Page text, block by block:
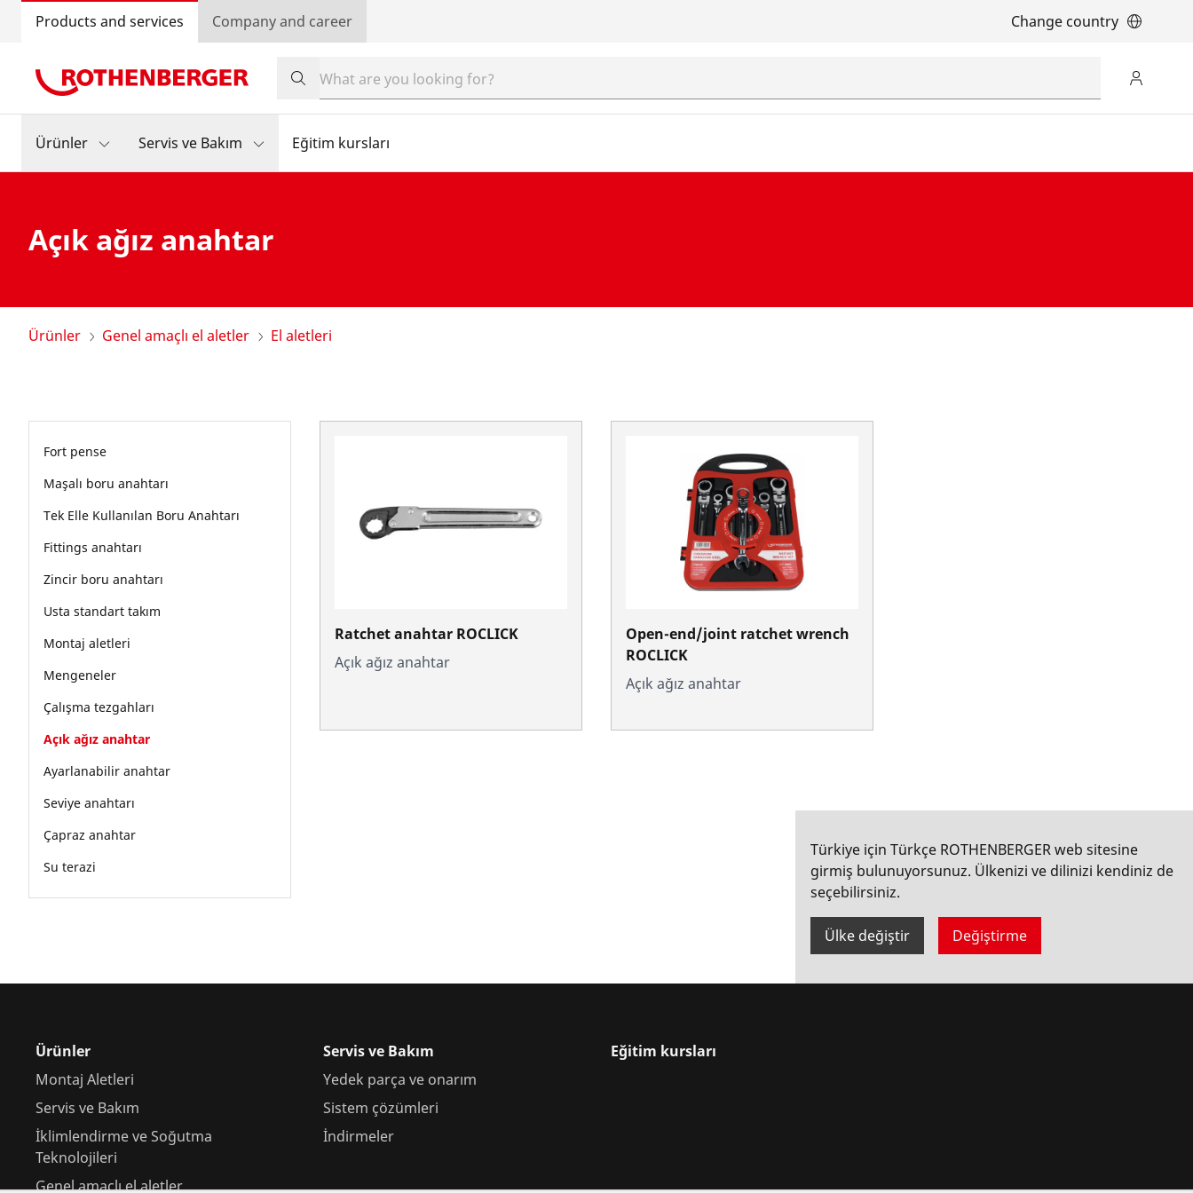
Products and services Company and career Change country
Ürünler Servis ve Bakım Eğitim kursları
Açık ağız anahtar
Ürünler Genel amaçlı el aletler El aletleri
Fort pense
Maşalı boru anahtarı
Tek Elle Kullanılan Boru Anahtarı
Fittings anahtarı
Zincir boru anahtarı
Usta standart takım
Montaj aletleri
Mengeneler
Çalışma tezgahları
Açık ağız anahtar
Ayarlanabilir anahtar
Seviye anahtarı
Çapraz anahtar
Su terazi
Ratchet anahtar ROCLICK
Açık ağız anahtar
Open-end/joint ratchet wrench
ROCLICK
Açık ağız anahtar
Türkiye için Türkçe ROTHENBERGER web sitesine
girmiş bulunuyorsunuz. Ülkenizi ve dilinizi kendiniz de
seçebilirsiniz.
Ülke değiştir Değiştirme
Ürünler
Montaj Aletleri
Servis ve Bakım
İklimlendirme ve Soğutma
Teknolojileri
Genel amaçlı el aletler
Servis ve Bakım
Yedek parça ve onarım
Sistem çözümleri
İndirmeler
Eğitim kursları